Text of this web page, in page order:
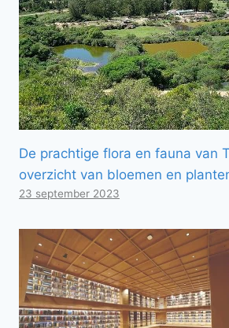
De prachtige flora en fauna van
overzicht van bloemen en
23 september 2023